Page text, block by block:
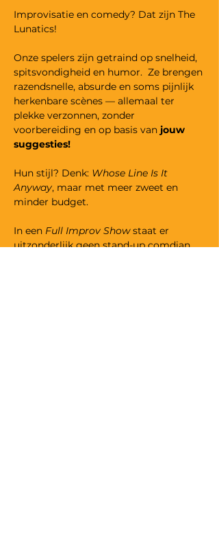
Improvisatie en comedy? Dat zijn The
Lunatics!
Onze spelers zijn getraind op snelheid,
spitsvondigheid en humor.  Ze brengen
razendsnelle, absurde en soms pijnlijk
herkenbare scènes — allemaal ter
plekke verzonnen, zonder
voorbereiding en op basis van jouw
suggesties!
Hun stijl? Denk: Whose Line Is It
Anyway, maar met meer zweet en
minder budget.
In een Full Improv Show staat er
uitzonderlijk geen stand-up comdian